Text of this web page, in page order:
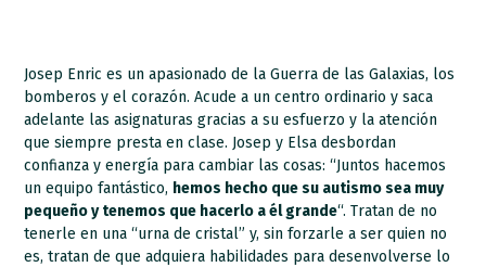
Josep Enric es un apasionado de la Guerra de las Galaxias, los
bomberos y el corazón. Acude a un centro ordinario y saca
adelante las asignaturas gracias a su esfuerzo y la atención
que siempre presta en clase. Josep y Elsa desbordan
confianza y energía para cambiar las cosas: “Juntos hacemos
un equipo fantástico, hemos hecho que su autismo sea muy
pequeño y tenemos que hacerlo a él grande“. Tratan de no
tenerle en una “urna de cristal” y, sin forzarle a ser quien no
es, tratan de que adquiera habilidades para desenvolverse lo